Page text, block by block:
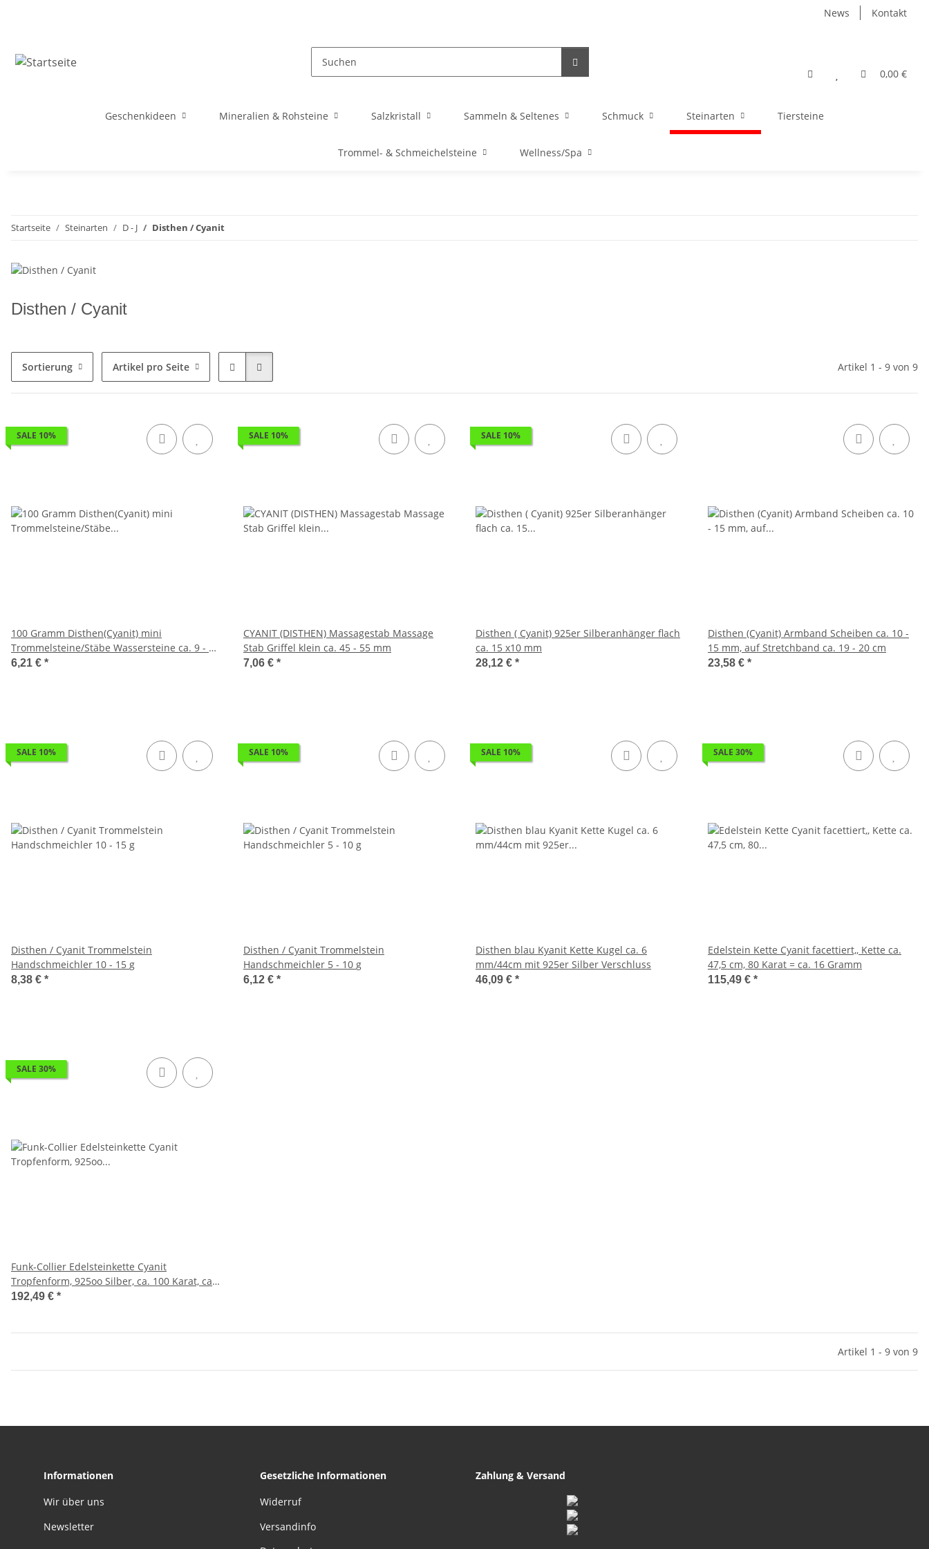
News Kontakt
0,00 €
Geschenkideen Mineralien & Rohsteine Salzkristall Sammeln & Seltenes Schmuck Steinarten Tiersteine
Trommel- & Schmeichelsteine Wellness/Spa
Startseite Steinarten D - J Disthen / Cyanit
Disthen / Cyanit
Sortierung Artikel pro Seite Artikel 1 - 9 von 9
SALE 10%
100 Gramm Disthen(Cyanit) mini
Trommelsteine/Stäbe Wassersteine ca. 9 - 25
mm
6,21 € *
SALE 10%
CYANIT (DISTHEN) Massagestab Massage
Stab Griffel klein ca. 45 - 55 mm
7,06 € *
SALE 10%
Disthen ( Cyanit) 925er Silberanhänger flach
ca. 15 x10 mm
28,12 € *
Disthen (Cyanit) Armband Scheiben ca. 10 -
15 mm, auf Stretchband ca. 19 - 20 cm
23,58 € *
SALE 10%
Disthen / Cyanit Trommelstein
Handschmeichler 10 - 15 g
8,38 € *
SALE 10%
Disthen / Cyanit Trommelstein
Handschmeichler 5 - 10 g
6,12 € *
SALE 10%
Disthen blau Kyanit Kette Kugel ca. 6
mm/44cm mit 925er Silber Verschluss
46,09 € *
SALE 30%
Edelstein Kette Cyanit facettiert,, Kette ca.
47,5 cm, 80 Karat = ca. 16 Gramm
115,49 € *
SALE 30%
Funk-Collier Edelsteinkette Cyanit
Tropfenform, 925oo Silber, ca. 100 Karat, ca.
42,5-48 cm
192,49 € *
Artikel 1 - 9 von 9
Informationen
Wir über uns
Newsletter
Gesetzliche Informationen
Widerruf
Versandinfo
Zahlung & Versand